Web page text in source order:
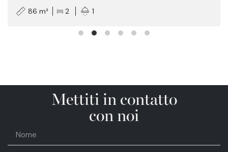
86 m²
2 1
Mettiti in contatto
con noi